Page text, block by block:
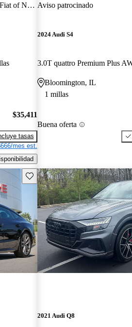
$35,411
tasas
mes est.
Aviso patrocinado
2024 Audi S4
3.0T quattro Premium Plus
Bloomington, IL
1 millas
Buena oferta
Guarda este Aviso
2021 Audi Q8